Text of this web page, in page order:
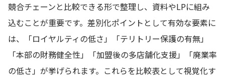
競合チェーンと比較できる形で整理し、資料やLPに組み
込むことが重要です。差別化ポイントとして有効な要素に
は、「ロイヤルティの低さ」「テリトリー保護の有無」
「本部の財務健全性」「加盟後の多店舗化支援」「廃業率
の低さ」が挙げられます。これらを比較表として視覚化す